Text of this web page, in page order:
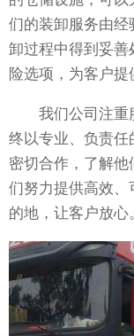
们的装卸服务由经
卸过程中得到妥善
险选项，为客户提
我们公司注重服
终以专业、负责
密切合作，了解
们努力提供高效、
的地，让客户放心